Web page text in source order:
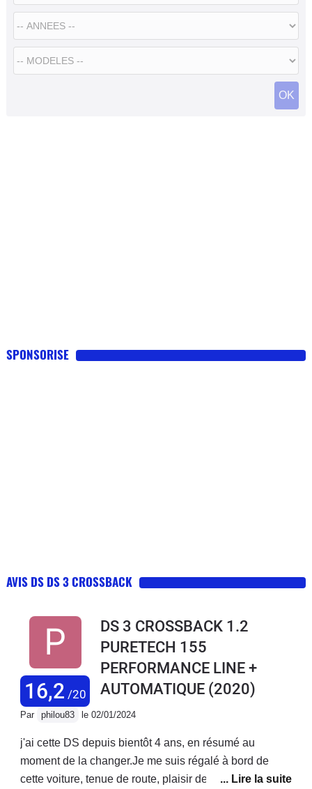
SPONSORISE
AVIS DS DS 3 CROSSBACK
16,2 /20
DS 3 CROSSBACK 1.2
PURETECH 155
PERFORMANCE LINE +
AUTOMATIQUE (2020)
Par philou83 le 02/01/2024
j'ai cette DS depuis bientôt 4 ans, en résumé au
moment de la changer.Je me suis régalé à bord de
cette voiture, tenue de route, plaisir de conduite, tout y